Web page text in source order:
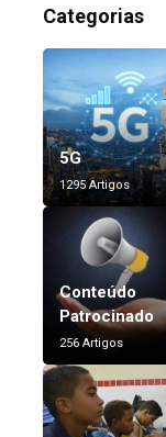
Categorias
5G
1295 Artigos
Conteúdo
Patrocinado
256 Artigos